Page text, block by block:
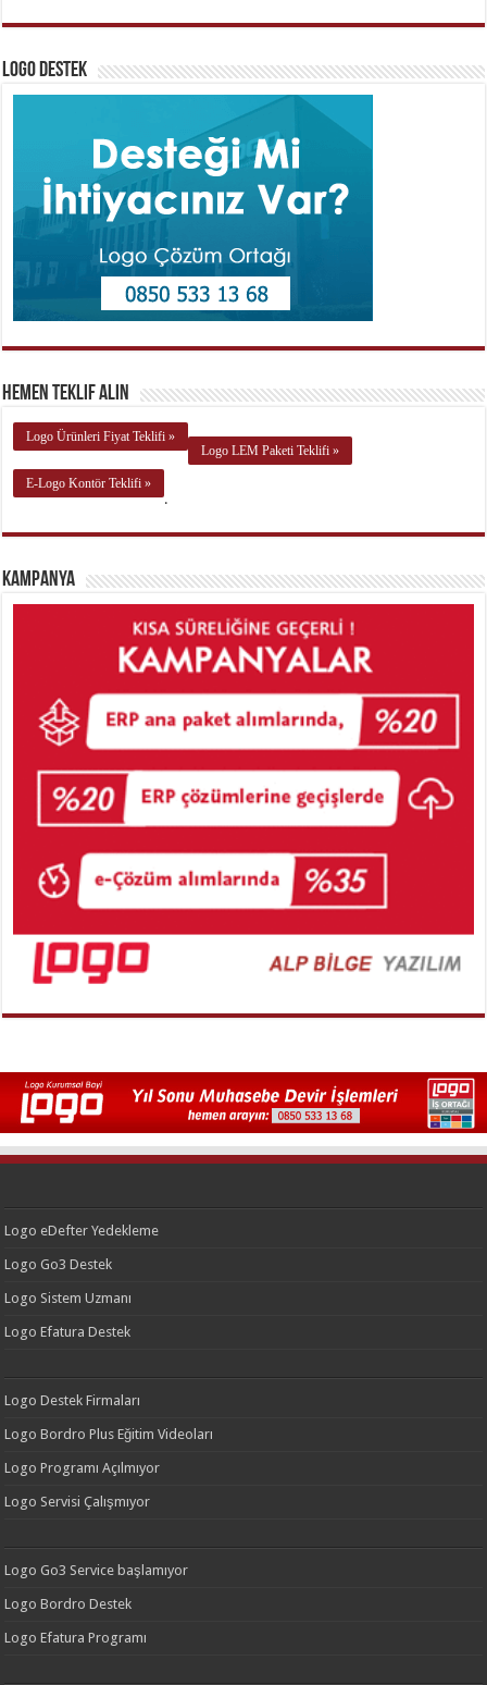
Logo Destek
Hemen Teklif Alın
Logo Ürünleri Fiyat Teklifi »
Logo LEM Paketi Teklifi »
E-Logo Kontör Teklifi »
.
Kampanya
Logo eDefter Yedekleme
Logo Go3 Destek
Logo Sistem Uzmanı
Logo Efatura Destek
Logo Destek Firmaları
Logo Bordro Plus Eğitim Videoları
Logo Programı Açılmıyor
Logo Servisi Çalışmıyor
Logo Go3 Service başlamıyor
Logo Bordro Destek
Logo Efatura Programı